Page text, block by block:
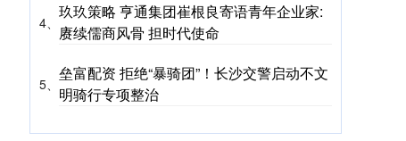
4、
玖玖策略 亨通集团崔根良寄语青年企业家:
赓续儒商风骨 担时代使命
5、
垒富配资 拒绝“暴骑团”！长沙交警启动不文
明骑行专项整治